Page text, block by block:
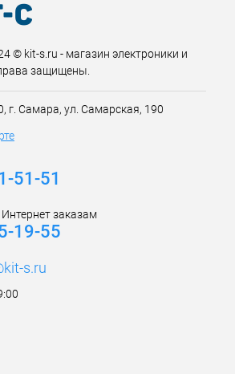
© kit-s.ru - магазин электроники и
защищены.
г. Самара, ул. Самарская, 190
51-51
заказам
19-55
s.ru